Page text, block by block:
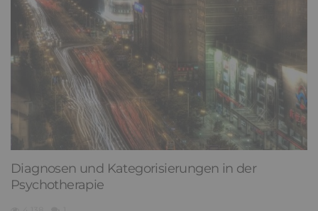
Diagnosen und Kategorisierungen in der
Psychotherapie